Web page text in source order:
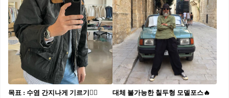
목표 : 수염 간지나게 기르기🧔‍♂️
대체 불가능한 칠두형 모델포스🔥